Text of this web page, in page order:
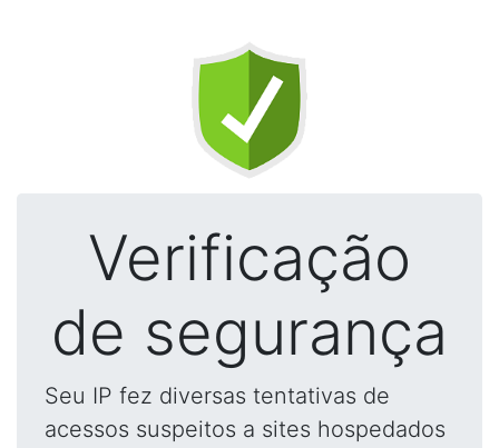
Verificação
de segurança
Seu IP fez diversas tentativas de
acessos suspeitos a sites hospedados